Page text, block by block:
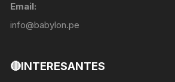
Email:
info@babylon.pe
🔴INTERESANTES